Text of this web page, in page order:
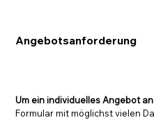
Angebotsanforderung
Um ein individuelles Angebot
Formular mit möglichst vielen